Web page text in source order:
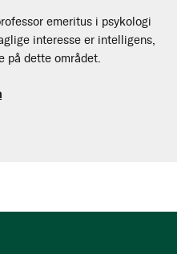
emeritus i psykologi
interesse er intelligens,
på dette området.